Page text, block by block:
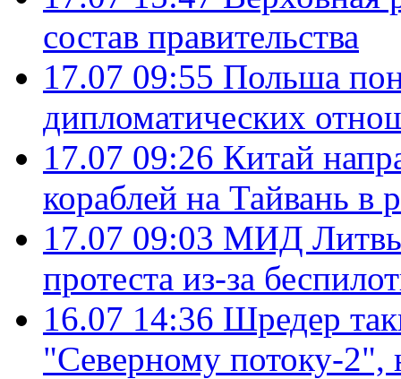
состав правительства
17.07 09:55 Польша
дипломатических
17.07 09:26 Китай
кораблей на Тайвань в
17.07 09:03 МИД Литвы
протеста из-за
16.07 14:36 Шредер
"Северному потоку-2",